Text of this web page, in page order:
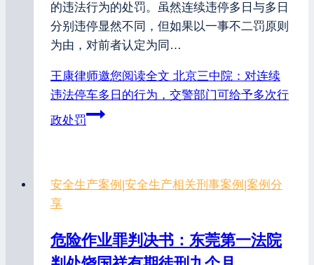
的违法行为的处罚。虽然连续违停多日与多日
分别违停显然不同，但如果以一事不二罚原则
为由，对前者认定为同…
王康律师邀您阅读全文 北京三中院：对连续
违法停车多日的行为，交警部门可给予多次行
政处罚
安全生产案例 |安全生产相关刑事案例 |案例分
享
危险作业罪判决书：东莞第一法院